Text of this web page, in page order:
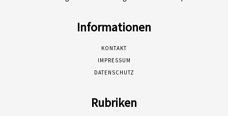
Informationen
KONTAKT
IMPRESSUM
DATENSCHUTZ
Rubriken